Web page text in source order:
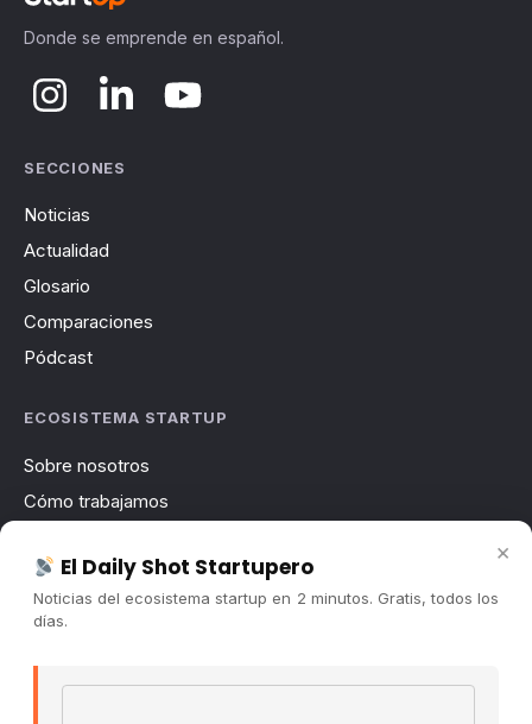
Donde se emprende en español.
SECCIONES
Noticias
Actualidad
Glosario
Comparaciones
Pódcast
ECOSISTEMA STARTUP
Sobre nosotros
Cómo trabajamos
Contacto
Publicidad
×
El Daily Shot Startupero
Noticias del ecosistema startup en 2 minutos. Gratis, todos los
días.